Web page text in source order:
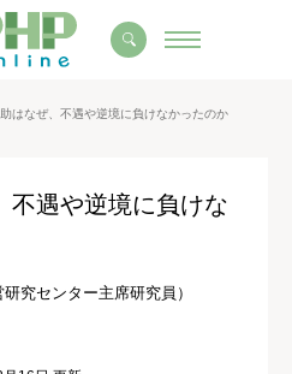
はなぜ、不遇や逆境に負けなかったのか
不遇や逆境に負けな
究センター主席研究員）